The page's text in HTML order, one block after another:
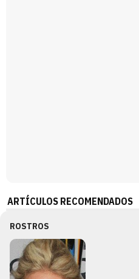
ARTÍCULOS RECOMENDADOS
ROSTROS